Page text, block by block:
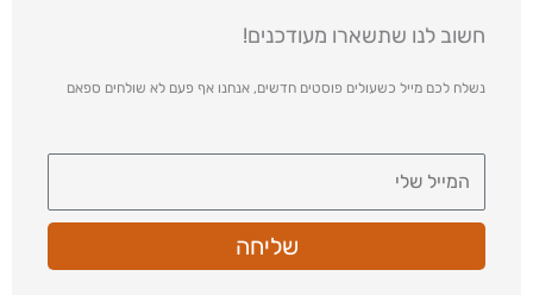
חשוב לנו שתשארו מעודכנים!
נשלח לכם מייל כשעולים פוסטים חדשים, אנחנו אף פעם לא שולחים ספאם
שליחה